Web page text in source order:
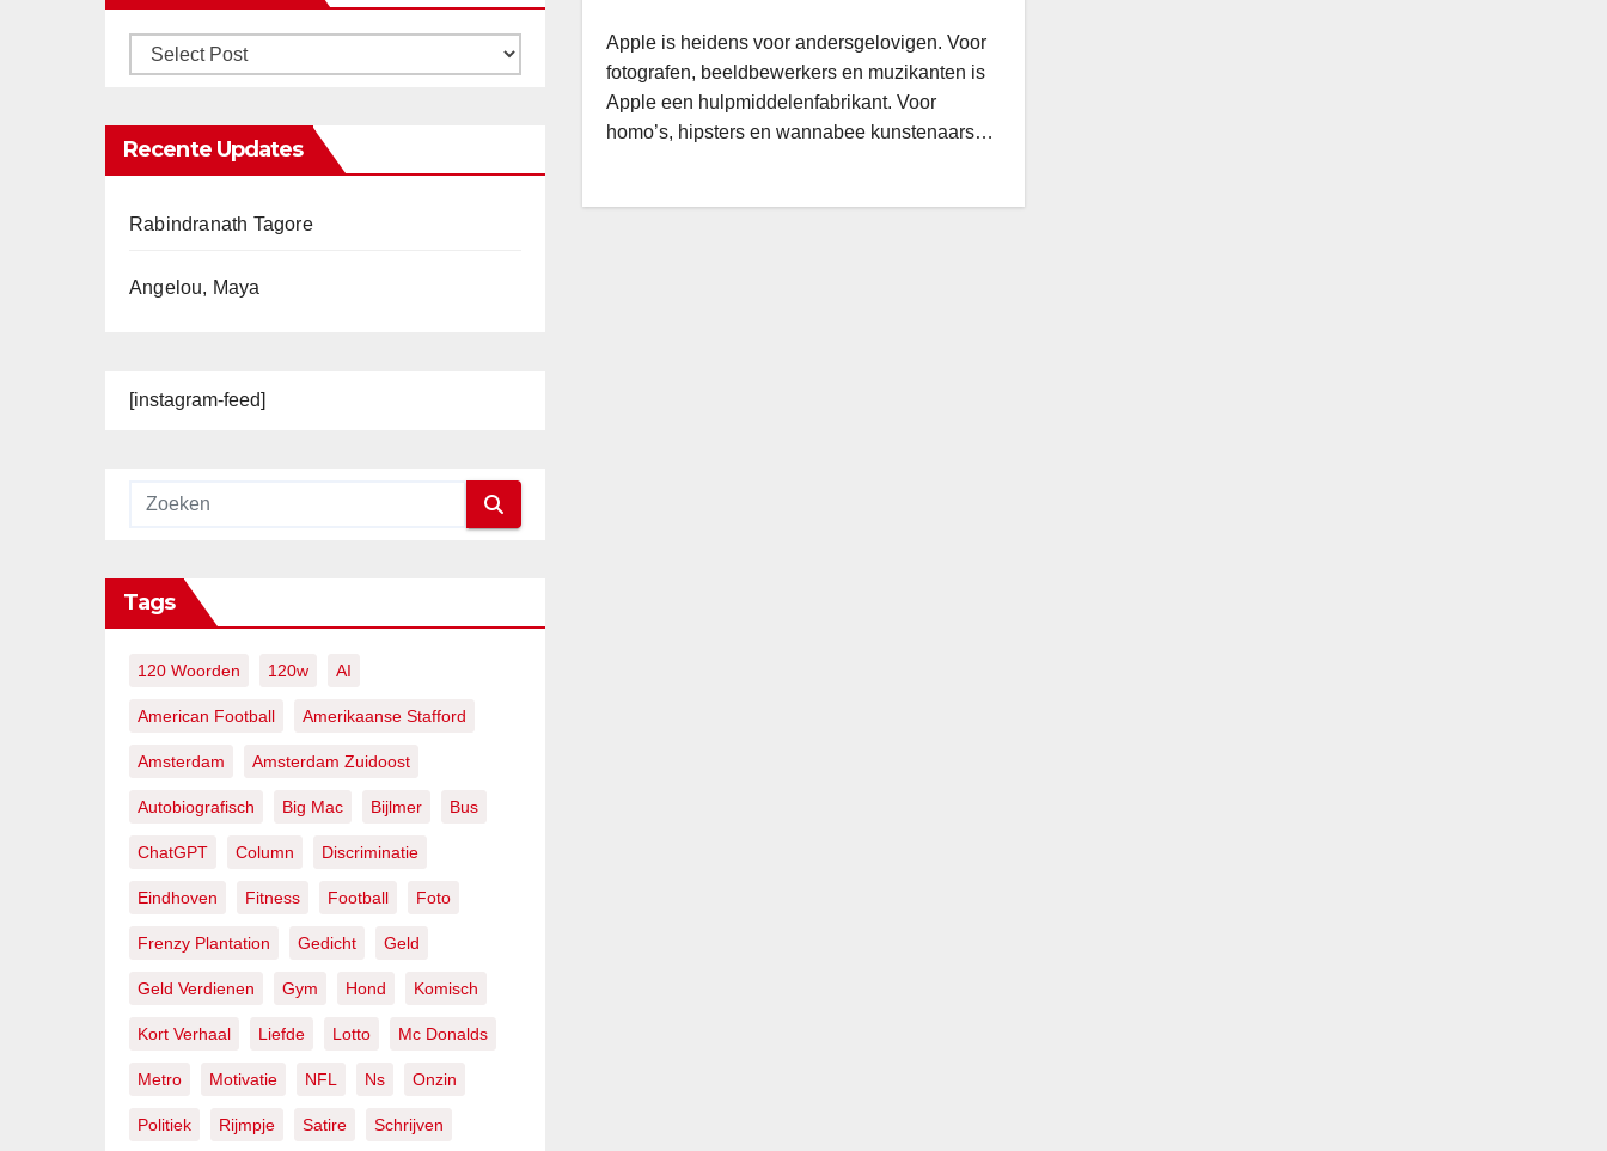
Recente Updates
Rabindranath Tagore
Angelou, Maya
[instagram-feed]
Tags
120 Woorden 120w AI
American Football Amerikaanse Stafford
Amsterdam Amsterdam Zuidoost
Autobiografisch Big Mac Bijlmer Bus
ChatGPT Column Discriminatie
Eindhoven Fitness Football Foto
Frenzy Plantation Gedicht Geld
Geld Verdienen Gym Hond Komisch
Kort Verhaal Liefde Lotto Mc Donalds
Metro Motivatie NFL Ns Onzin
Politiek Rijmpje Satire Schrijven
Apple is heidens voor andersgelovigen. Voor
fotografen, beeldbewerkers en muzikanten is
Apple een hulpmiddelenfabrikant. Voor
homo’s, hipsters en wannabee kunstenaars…